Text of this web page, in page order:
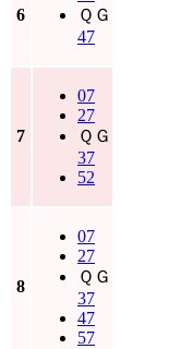
6
ＱＧ
47
7
07
27
ＱＧ
37
52
8
07
27
ＱＧ
37
47
57